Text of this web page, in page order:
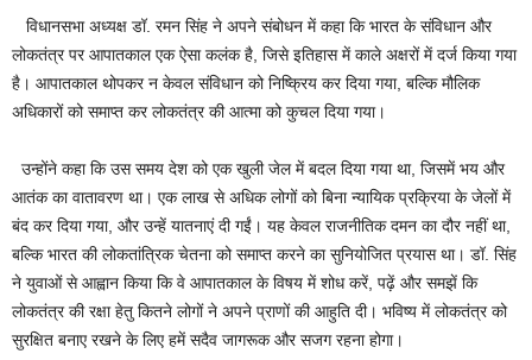
विधानसभा अध्यक्ष डॉ. रमन सिंह ने अपने संबोधन में कहा कि भारत के संविधान और
लोकतंत्र पर आपातकाल एक ऐसा कलंक है, जिसे इतिहास में काले अक्षरों में दर्ज किया गया
है। आपातकाल थोपकर न केवल संविधान को निष्क्रिय कर दिया गया, बल्कि मौलिक
अधिकारों को समाप्त कर लोकतंत्र की आत्मा को कुचल दिया गया।
उन्होंने कहा कि उस समय देश को एक खुली जेल में बदल दिया गया था, जिसमें भय और
आतंक का वातावरण था। एक लाख से अधिक लोगों को बिना न्यायिक प्रक्रिया के जेलों में
बंद कर दिया गया, और उन्हें यातनाएं दी गईं। यह केवल राजनीतिक दमन का दौर नहीं था,
बल्कि भारत की लोकतांत्रिक चेतना को समाप्त करने का सुनियोजित प्रयास था। डॉ. सिंह
ने युवाओं से आह्वान किया कि वे आपातकाल के विषय में शोध करें, पढ़ें और समझें कि
लोकतंत्र की रक्षा हेतु कितने लोगों ने अपने प्राणों की आहुति दी। भविष्य में लोकतंत्र को
सुरक्षित बनाए रखने के लिए हमें सदैव जागरूक और सजग रहना होगा।